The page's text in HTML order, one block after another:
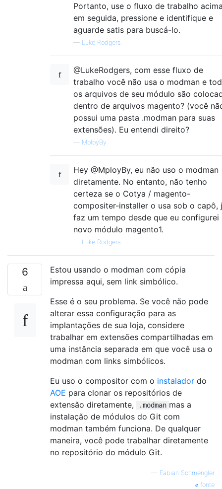
Portanto, use o fluxo de trabalho
em seguida, pressione e identifique e
aguarde satis para buscá-lo.
— Luke Rodgers
@LukeRodgers, com esse fluxo de
trabalho você não usa o modman e
os arquivos de seu módulo são
dentro de arquivos magento? (você
possui uma pasta .modman para suas
extensões). Eu entendi direito?
— MployBy
Hey @MployBy, eu não uso o modman
diretamente. No entanto, não tenho
certeza se o Cotya / magento-
compositer-installer o usa sob o capô,
faz um tempo desde que eu configurei
novo módulo magento1.
— Luke Rodgers
6
Estou usando o modman com cópia
impressa aqui, sem link simbólico.
Esse é o seu problema. Se você não pode
alterar essa configuração para as
implantações de sua loja, considere
trabalhar em extensões compartilhadas em
uma instância separada em que você usa o
modman com links simbólicos.
Eu uso o compositor com o instalador do
AOE para clonar os repositórios de
extensão diretamente,
.modman mas a
instalação de módulos do Git com
modman também funciona. De qualquer
maneira, você pode trabalhar diretamente
no repositório do módulo Git.
— Fabian Schmengler
fonte